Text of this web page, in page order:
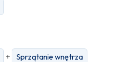
Sprzątanie wnętrza